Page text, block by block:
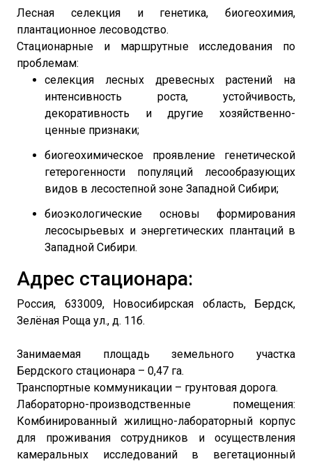
Лесная селекция и генетика, биогеохимия,
плантационное лесоводство.
Стационарные и маршрутные исследования по
проблемам:
селекция лесных древесных растений на
интенсивность роста, устойчивость,
декоративность и другие хозяйственно-
ценные признаки;
биогеохимическое проявление генетической
гетерогенности популяций лесообразующих
видов в лесостепной зоне Западной Сибири;
биоэкологические основы формирования
лесосырьевых и энергетических плантаций в
Западной Сибири.
Адрес стационара:
Россия, 633009, Новосибирская область, Бердск,
Зелёная Роща ул., д. 11б.
Занимаемая площадь земельного участка
Бердского стационара – 0,47 га.
Транспортные коммуникации – грунтовая дорога.
Лабораторно-производственные помещения:
Комбинированный жилищно-лабораторный корпус
для проживания сотрудников и осуществления
камеральных исследований в вегетационный